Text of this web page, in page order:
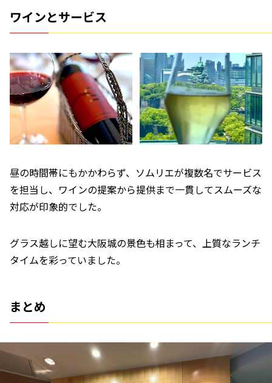
ワインとサービス
昼の時間帯にもかかわらず、ソムリエが複数名でサービス
を担当し、ワインの提案から提供まで一貫してスムーズな
対応が印象的でした。
グラス越しに望む大阪城の景色も相まって、上質なランチ
タイムを彩っていました。
まとめ